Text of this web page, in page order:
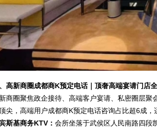
高新商圈成都商K预定电话｜顶奢高端宴请门店
商圈聚焦政企接待、高端客户宴请、私密圈层
尖，高端用户成都商K预定电话咨询占比超6成，
斯基商务KTV： 会所坐落于武侯区人民南路四段